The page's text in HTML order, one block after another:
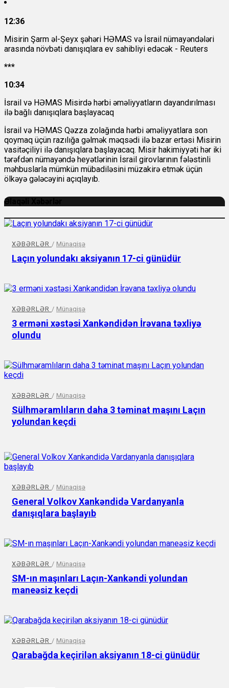
12:36
Misirin Şarm əl-Şeyx şəhəri HƏMAS və İsrail nümayəndələri
arasında növbəti danışıqlara ev sahibliyi edəcək - Reuters
***
10:34
İsrail və HƏMAS Misirdə hərbi əməliyyatların dayandırılması
ilə bağlı danışıqlara başlayacaq
İsrail və HƏMAS Qəzza zolağında hərbi əməliyyatlara son
qoymaq üçün razılığa gəlmək məqsədi ilə bazar ertəsi Misirin
vasitəçiliyi ilə danışıqlara başlayacaq. Misir hakimiyyəti hər iki
tərəfdən nümayəndə heyətlərinin İsrail girovlarının fələstinli
məhbuslarla mümkün mübadiləsini müzakirə etmək üçün
ölkəyə gələcəyini açıqlayıb.
Əlaqəli Xəbərlər
XƏBƏRLƏR / Münaqişə
Laçın yolundakı aksiyanın 17-ci günüdür
XƏBƏRLƏR / Münaqişə
3 erməni xəstəsi Xankəndidən İrəvana təxliyə
olundu
XƏBƏRLƏR / Münaqişə
Sülhməramlıların daha 3 təminat maşını Laçın
yolundan keçdi
XƏBƏRLƏR / Münaqişə
General Volkov Xankəndidə Vardanyanla
danışıqlara başlayıb
XƏBƏRLƏR / Münaqişə
SM-ın maşınları Laçın-Xankəndi yolundan
maneəsiz keçdi
XƏBƏRLƏR / Münaqişə
Qarabağda keçirilən aksiyanın 18-ci günüdür